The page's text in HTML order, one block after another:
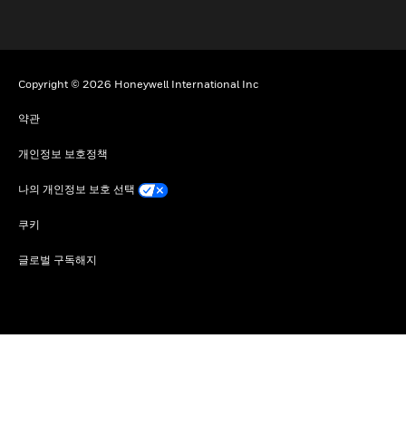
Copyright © 2026 Honeywell International Inc
약관
개인정보 보호정책
나의 개인정보 보호 선택
쿠키
글로벌 구독해지